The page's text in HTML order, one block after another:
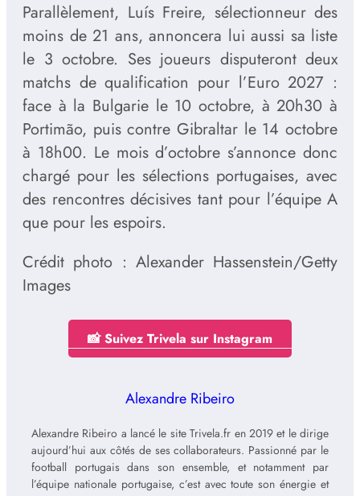
Parallèlement, Luís Freire, sélectionneur des
moins de 21 ans, annoncera lui aussi sa liste
le 3 octobre. Ses joueurs disputeront deux
matchs de qualification pour l’Euro 2027 :
face à la Bulgarie le 10 octobre, à 20h30 à
Portimão, puis contre Gibraltar le 14 octobre
à 18h00. Le mois d’octobre s’annonce donc
chargé pour les sélections portugaises, avec
des rencontres décisives tant pour l’équipe A
que pour les espoirs.
Crédit photo : Alexander Hassenstein/Getty
Images
📸 Suivez Trivela sur Instagram
Alexandre Ribeiro
Alexandre Ribeiro a lancé le site Trivela.fr en 2019 et le dirige
aujourd’hui aux côtés de ses collaborateurs. Passionné par le
football portugais dans son ensemble, et notamment par
l’équipe nationale portugaise, c’est avec toute son énergie et